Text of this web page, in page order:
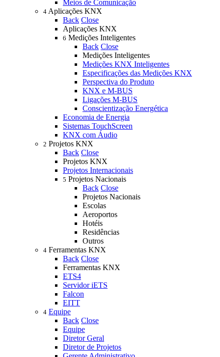
Meios de Comunicação
4 Aplicações KNX
Back Close
Aplicações KNX
6 Medições Inteligentes
Back Close
Medições Inteligentes
Medições KNX Inteligentes
Especificações das Medições KNX
Perspectiva do Produto
KNX e M-BUS
Ligações M-BUS
Conscientização Energética
Economia de Energia
Sistemas TouchScreen
KNX com Áudio
2 Projetos KNX
Back Close
Projetos KNX
Projetos Internacionais
5 Projetos Nacionais
Back Close
Projetos Nacionais
Escolas
Aeroportos
Hotéis
Residências
Outros
4 Ferramentas KNX
Back Close
Ferramentas KNX
ETS4
Servidor iETS
Falcon
EITT
4 Equipe
Back Close
Equipe
Diretor Geral
Diretor de Projetos